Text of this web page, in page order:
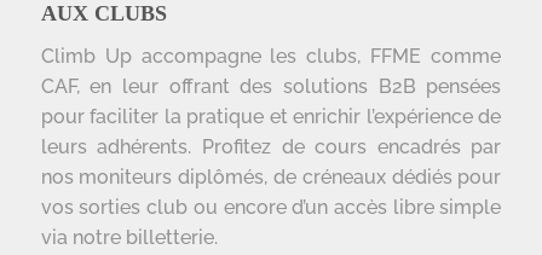
AUX CLUBS
Climb Up accompagne les clubs, FFME comme
CAF, en leur offrant des solutions B2B pensées
pour faciliter la pratique et enrichir l’expérience de
leurs adhérents. Profitez de cours encadrés par
nos moniteurs diplômés, de créneaux dédiés pour
vos sorties club ou encore d’un accès libre simple
via notre billetterie.